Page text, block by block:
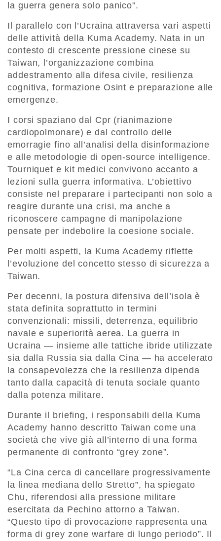
la guerra genera solo panico”.
Il parallelo con l’Ucraina attraversa vari aspetti
delle attività della Kuma Academy. Nata in un
contesto di crescente pressione cinese su
Taiwan, l’organizzazione combina
addestramento alla difesa civile, resilienza
cognitiva, formazione Osint e preparazione alle
emergenze.
I corsi spaziano dal Cpr (rianimazione
cardiopolmonare) e dal controllo delle
emorragie fino all’analisi della disinformazione
e alle metodologie di open-source intelligence.
Tourniquet e kit medici convivono accanto a
lezioni sulla guerra informativa. L’obiettivo
consiste nel preparare i partecipanti non solo a
reagire durante una crisi, ma anche a
riconoscere campagne di manipolazione
pensate per indebolire la coesione sociale.
Per molti aspetti, la Kuma Academy riflette
l’evoluzione del concetto stesso di sicurezza a
Taiwan.
Per decenni, la postura difensiva dell’isola è
stata definita soprattutto in termini
convenzionali: missili, deterrenza, equilibrio
navale e superiorità aerea. La guerra in
Ucraina — insieme alle tattiche ibride utilizzate
sia dalla Russia sia dalla Cina — ha accelerato
la consapevolezza che la resilienza dipenda
tanto dalla capacità di tenuta sociale quanto
dalla potenza militare.
Durante il briefing, i responsabili della Kuma
Academy hanno descritto Taiwan come una
società che vive già all’interno di una forma
permanente di confronto “grey zone”.
“La Cina cerca di cancellare progressivamente
la linea mediana dello Stretto”, ha spiegato
Chu, riferendosi alla pressione militare
esercitata da Pechino attorno a Taiwan.
“Questo tipo di provocazione rappresenta una
forma di grey zone warfare di lungo periodo”. Il